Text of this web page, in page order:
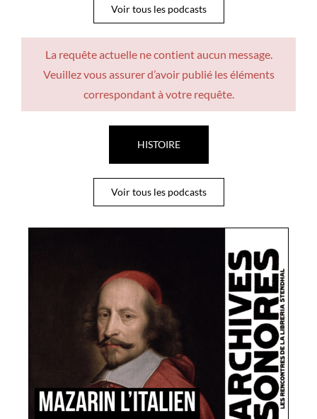
Voir tous les podcasts
La requête actuelle ne contient aucun message.
Veuillez vous assurer d’avoir publié les éléments
correspondant à votre requête.
HISTOIRE
Voir tous les podcasts